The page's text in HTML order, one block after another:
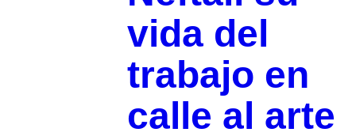
vida del
trabajo en
calle al arte